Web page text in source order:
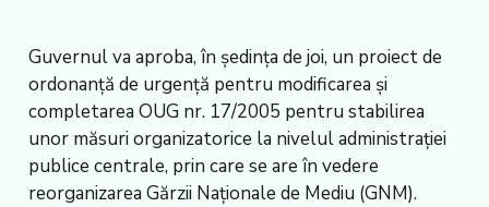
Guvernul va aproba, în ședința de joi, un proiect de
ordonanță de urgență pentru modificarea și
completarea OUG nr. 17/2005 pentru stabilirea
unor măsuri organizatorice la nivelul administrației
publice centrale, prin care se are în vedere
reorganizarea Gărzii Naționale de Mediu (GNM).